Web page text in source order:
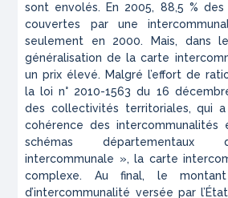
sont envolés. En 2005, 88,5 %
couvertes par une
seulement en 2000. Mais, dans
généralisation de la carte
un prix élevé. Malgré l’effort de
la loi n° 2010-1563 du 16
des collectivités territoriales, qui
cohérence des intercommunalités
schémas départementaux
intercommunale », la carte
complexe. Au final, le
d’intercommunalité versée par